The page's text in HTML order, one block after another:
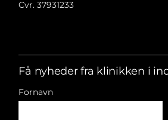
Cvr. 37931233
Få nyheder fra klinikken i
Fornavn